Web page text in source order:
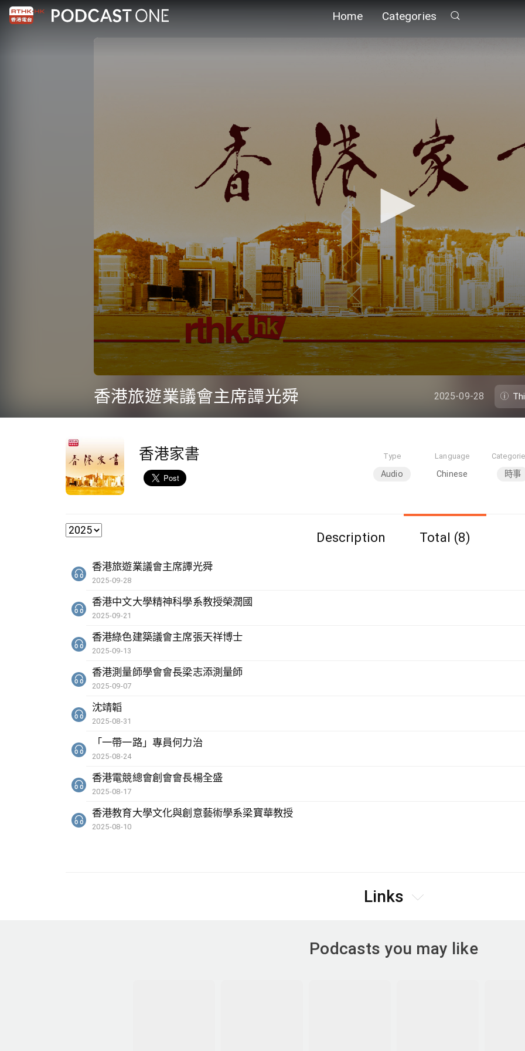
Home Categories
seconds
of
8
minutes,
香港旅遊業議會主席譚光舜 2025-09-28
香港家書 Type
Audio
Language
Chinese 時事
Description Total (8)
香港旅遊業議會主席譚光舜
2025-09-28
香港中文大學精神科學系教授榮潤國
2025-09-21
香港綠色建築議會主席張天祥博士
2025-09-13
香港測量師學會會長梁志添測量師
2025-09-07
沈靖韜
2025-08-31
「一帶一路」專員何力治
2025-08-24
香港電競總會創會會長楊全盛
2025-08-17
香港教育大學文化與創意藝術學系梁寶華教授
2025-08-10
Links
Podcasts you may like